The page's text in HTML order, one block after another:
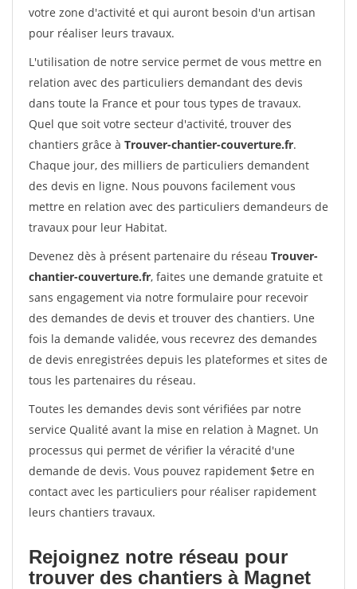
votre zone d'activité et qui auront besoin d'un artisan
pour réaliser leurs travaux.
L'utilisation de notre service permet de vous mettre en
relation avec des particuliers demandant des devis
dans toute la France et pour tous types de travaux.
Quel que soit votre secteur d'activité, trouver des
chantiers grâce à Trouver-chantier-couverture.fr.
Chaque jour, des milliers de particuliers demandent
des devis en ligne. Nous pouvons facilement vous
mettre en relation avec des particuliers demandeurs de
travaux pour leur Habitat.
Devenez dès à présent partenaire du réseau Trouver-
chantier-couverture.fr, faites une demande gratuite et
sans engagement via notre formulaire pour recevoir
des demandes de devis et trouver des chantiers. Une
fois la demande validée, vous recevrez des demandes
de devis enregistrées depuis les plateformes et sites de
tous les partenaires du réseau.
Toutes les demandes devis sont vérifiées par notre
service Qualité avant la mise en relation à Magnet. Un
processus qui permet de vérifier la véracité d'une
demande de devis. Vous pouvez rapidement $etre en
contact avec les particuliers pour réaliser rapidement
leurs chantiers travaux.
Rejoignez notre réseau pour
trouver des chantiers à Magnet